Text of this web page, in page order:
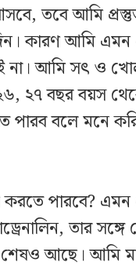
তবে আমি
কারণ আমি
আমি সৎ ও
২৭ বছর বয়স
পারব বলে মনে
পারবে? এমন
তার
আছে। আমি